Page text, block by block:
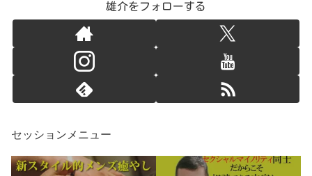
雄介をフォローする
セッションメニュー